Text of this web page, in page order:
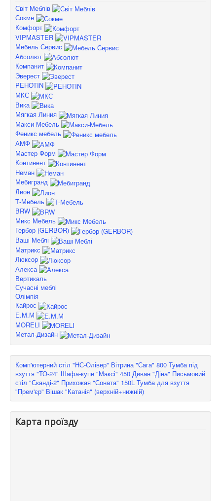
Світ Меблів
Сокме
Комфорт
VIPMASTER
Мебель Сервис
Абсолют
Компанит
Эверест
PEHOTIN
МКС
Вика
Мягкая Линия
Макси-Мебель
Феникс мебель
АМФ
Мастер Форм
Континент
Неман
Мебигранд
Лион
Т-Мебель
BRW
Микс Мебель
Гербор (GERBOR)
Ваші Меблі
Матрикс
Люксор
Алекса
Вертикаль
Сучасні меблі
Олімпія
Кайрос
Е.М.М
MORELI
Метал-Дизайн
Комп'ютерний стіл "НС-Олівер" Вітрина "Сага" 800 Тумба під
взуття "ТО-24" Шафа-купе "Максі" 450 Диван "Діна" Письмовий
стіл "Сканді-2" Прихожая "Соната" 150L Тумба для взуття
"Прем'єр" Вішак "Катанія" (верхній+нижній)
Карта проїзду